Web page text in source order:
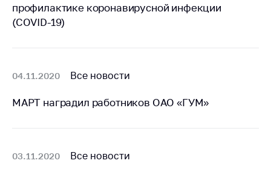
Горячая линия
Сообщить о росте
цен на товары
Сообщить о росте
профилактике коронавирусной инфекции
(COVID-19)
04.11.2020 Все новости
МАРТ наградил работников ОАО «ГУМ»
03.11.2020 Все новости